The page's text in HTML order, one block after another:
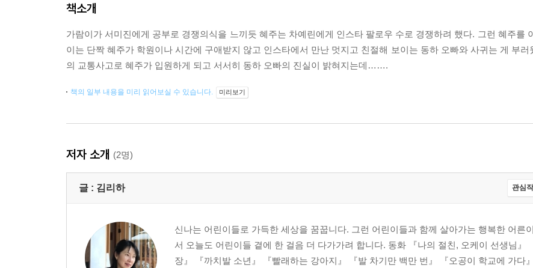
책소개
가람이가 서미진에게 공부로 경쟁의식을 느끼듯 혜주는 차예린에게 인스타 팔로우 수로 경쟁하려 했다. 그런 혜주를
이는 단짝 혜주가 학원이나 시간에 구애받지 않고 인스타에서 만난 멋지고 친절해 보이는 동하 오빠와 사귀는 게 부러
의 교통사고로 혜주가 입원하게 되고 서서히 동하 오빠의 진실이 밝혀지는데…….
책의 일부 내용을 미리 읽어보실 수 있습니다. 미리보기
저자 소개 (2명)
글 : 김리하 관심
신나는 어린이들로 가득한 세상을 꿈꿉니다. 그런 어린이들과 함께 살아가는 행복한 어른
서 오늘도 어린이들 곁에 한 걸음 더 다가가려 합니다. 동화 『나의 절친, 오케이 선생님』
장』 『까치발 소년』 『빨래하는 강아지』 『발 차기만 백만 번』 『오공이 학교에 가다